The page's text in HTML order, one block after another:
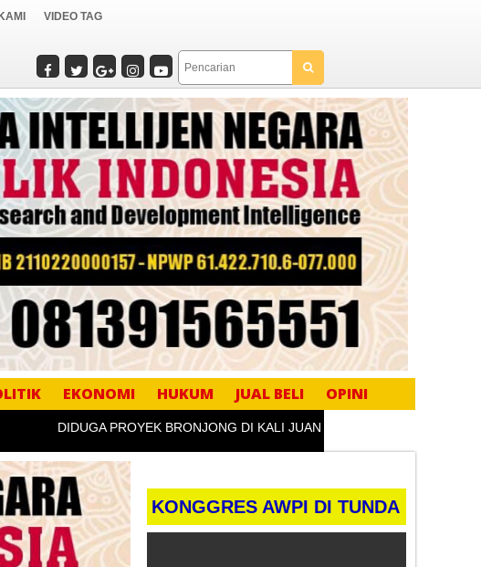
VIDEO TAG
EKONOMI HUKUM JUAL BELI OPINI
DIDUGA PROYEK BRONJONG DI KALI JUANA GUNUNG SLAMET TEGAL
KONGGRES AWPI DI TUNDA